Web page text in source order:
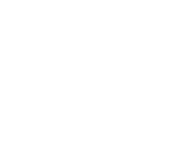
оруулж эхэлнэ.